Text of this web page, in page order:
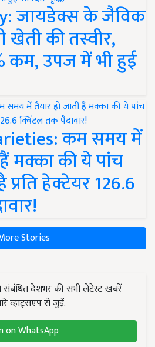
जायडेक्स के जैविक
खेती की तस्वीर,
कम, उपज में भी हुई
कम समय में
मक्का की ये पांच
हेक्टेयर 126.6
Stories
संबंधित देशभर की सभी लेटेस्ट ख़बरें
व्हाट्सएप से जुड़ें.
on WhatsApp